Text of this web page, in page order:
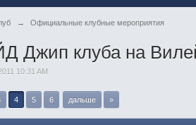
→ Официальные клубные мероприятия
Джип клуба на
10:31 AM
4 5 6 дальше »